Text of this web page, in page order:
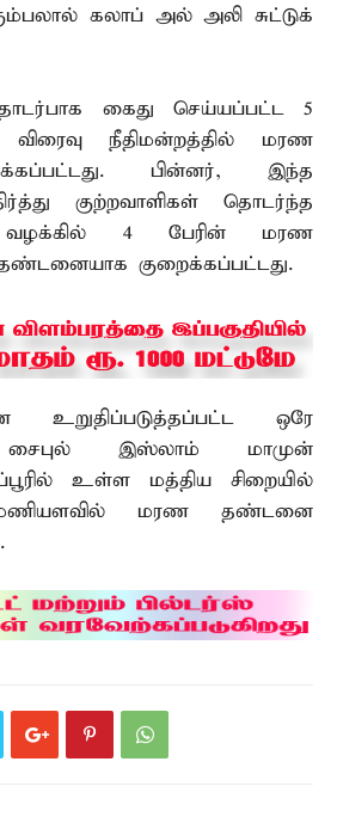
கலாப் அல் அலி சுட்டுக்
கைது செய்யப்பட்ட 5
விரைவு நீதிமன்றத்தில் மரண
பின்னர், இந்த
குற்றவாளிகள் தொடர்ந்த
வழக்கில் 4 பேரின் மரண
குறைக்கப்பட்டது.
ஒரே
சைபுல் இஸ்லாம் மாமுன்
உள்ள மத்திய சிறையில்
மணியளவில் மரண தண்டனை